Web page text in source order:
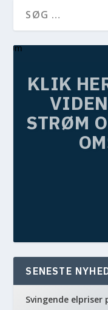
KLIK
VIDEN
STRØM
SENESTE
Svingende